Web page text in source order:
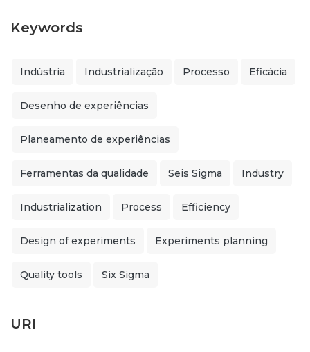
Keywords
Indústria Industrialização Processo Eficácia
Desenho de experiências
Planeamento de experiências
Ferramentas da qualidade Seis Sigma Industry
Industrialization Process Efficiency
Design of experiments Experiments planning
Quality tools Six Sigma
URI